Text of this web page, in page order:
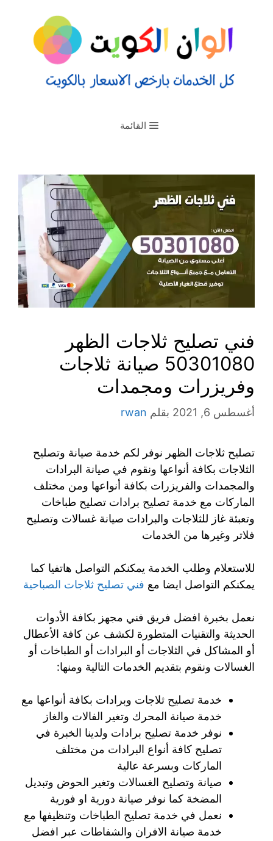
القائمة
فني تصليح ثلاجات الظهر
50301080 صيانة ثلاجات
وفريزرات ومجمدات
أغسطس 6, 2021 بقلم rwan
تصليح ثلاجات الظهر نوفر لكم خدمة صيانة وتصليح
الثلاجات بكافة أنواعها ونقوم في صيانة البرادات
والمجمدات والفريزرات بكافة أنواعها ومن مختلف
الماركات مع خدمة تصليح برادات تصليح طباخات
وتعبئة غاز للثلاجات والبرادات صيانة غسالات وتصليح
فلاتر وغيرها من الخدمات
للاستعلام وطلب الخدمة يمكنكم التواصل هاتفيا كما
يمكنكم التواصل ايضا مع فني تصليح ثلاجات الصباحية
نعمل بخبرة افضل فريق فني مجهز بكافة الأدوات
الحديثة والتقنيات المتطورة لكشف عن كافة الأعطال
أو المشاكل في الثلاجات أو البرادات أو الطباخات أو
الغسالات ونقوم بتقديم الخدمات التالية ومنها:
خدمة تصليح ثلاجات وبرادات بكافة أنواعها مع
خدمة صيانة المحرك وتغير الفالات والغاز
نوفر خدمة تصليح برادات ولدينا الخبرة في
تصليح كافة أنواع البرادات من مختلف
الماركات وبسرعة عالية
صيانة وتصليح الغسالات وتغير الحوض وتبديل
المضخة كما نوفر صيانة دورية او فورية
نعمل في خدمة تصليح الطباخات وتنظيفها مع
خدمة صيانة الافران والشفاطات عبر افضل